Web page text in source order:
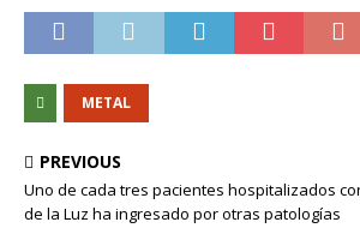
METAL
PREVIOUS
Uno de cada tres pacientes hospitalizados
de la Luz ha ingresado por otras patologías